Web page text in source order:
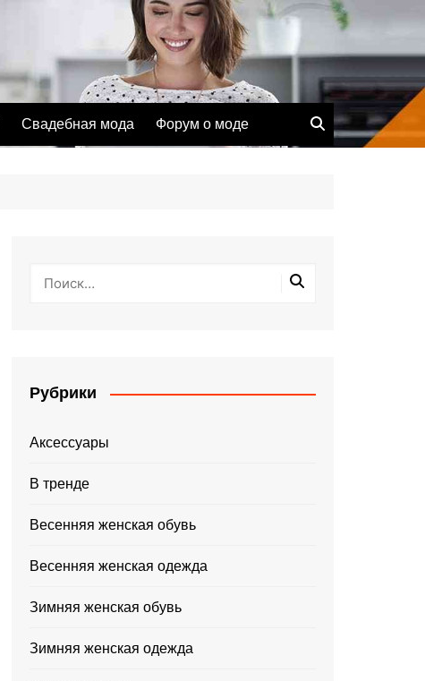
Свадебная мода Форум о моде
Рубрики
Аксессуары
В тренде
Весенняя женская обувь
Весенняя женская одежда
Зимняя женская обувь
Зимняя женская одежда